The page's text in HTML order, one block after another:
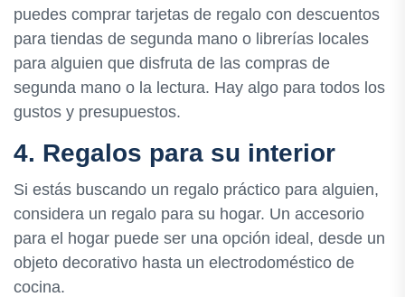
puedes comprar tarjetas de regalo con descuentos
para tiendas de segunda mano o librerías locales
para alguien que disfruta de las compras de
segunda mano o la lectura. Hay algo para todos los
gustos y presupuestos.
4. Regalos para su interior
Si estás buscando un regalo práctico para alguien,
considera un regalo para su hogar. Un accesorio
para el hogar puede ser una opción ideal, desde un
objeto decorativo hasta un electrodoméstico de
cocina.